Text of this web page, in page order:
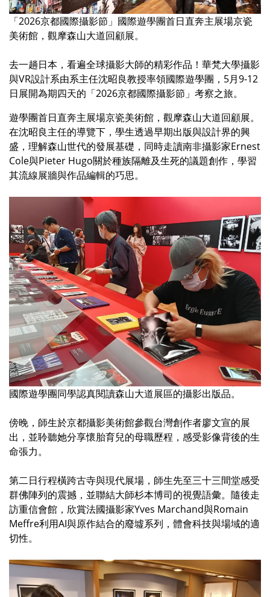
「2026京都國際攝影節」國際遊學團首日直奔主展場京瓷
美術館，觀摩森山大道回顧展。
去一趟日本，看遍全球攝影大師的精彩作品！華梵大學攝影
與VR設計系由系主任沈昭良教授率領國際遊學團，5月9-12
日展開為期四天的「2026京都國際攝影節」考察之旅。
遊學團首日直奔主展場京瓷美術館，觀摩森山大道回顧展。
在沈昭良主任的導覽下，學生透過早期出版與設計界的興
盛，理解森山世代的發展基礎，同時走讀南非攝影家Ernest
Cole與Pieter Hugo關於種族隔離及生死的議題創作，學習
其流線展牆與作品編輯的巧思。
國際遊學團同學認真閱讀森山大道展區的攝影出版品。
傍晚，師生於京都攝影美術館參觀台灣創作者廖文宣的展
出，並聆聽她分享懷胎育兒的母職歷程，感受影像背後的生
命張力。
第二日行程橫跨古寺與現代展場，師生先至三十三間堂感受
群佛陣列的震撼，並聯結大師杉本博司的視覺語彙。隨後走
訪重信會館，欣賞法國攝影家Yves Marchand與Romain
Meffre利用AI與原作結合的廢墟系列，體會科技與場域的適
切性。